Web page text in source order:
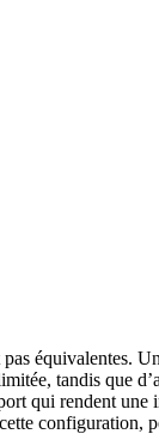
exacte La documentation peut indiquer « configurable pour respecter les critères ». Cela ne signifie pas que la configuration par défaut de votre compte les respecte. Conservez une preuve des réglages :capture ou export de configuration ; version du script ; paramètres de collecte ; modules désactivés ; domaines autorisés ; rétention ; options de partage ; date de vérification ; responsable.La CNIL invite les éditeurs à demander aux fournisseurs les documents permettant de justifier le cadre et ses modalités opérationnelles. 7. Examiner la rétention Distinguez :durée de vie d’un traceur ou identifiant ; rétention des événements bruts ; rétention des statistiques ; logs techniques ; sauvegardes ; exports.La suppression automatique doit être vérifiée. Une durée affichée dans le tableau de bord ne couvre pas nécessairement les exports créés par l’équipe. 8. Vérifier